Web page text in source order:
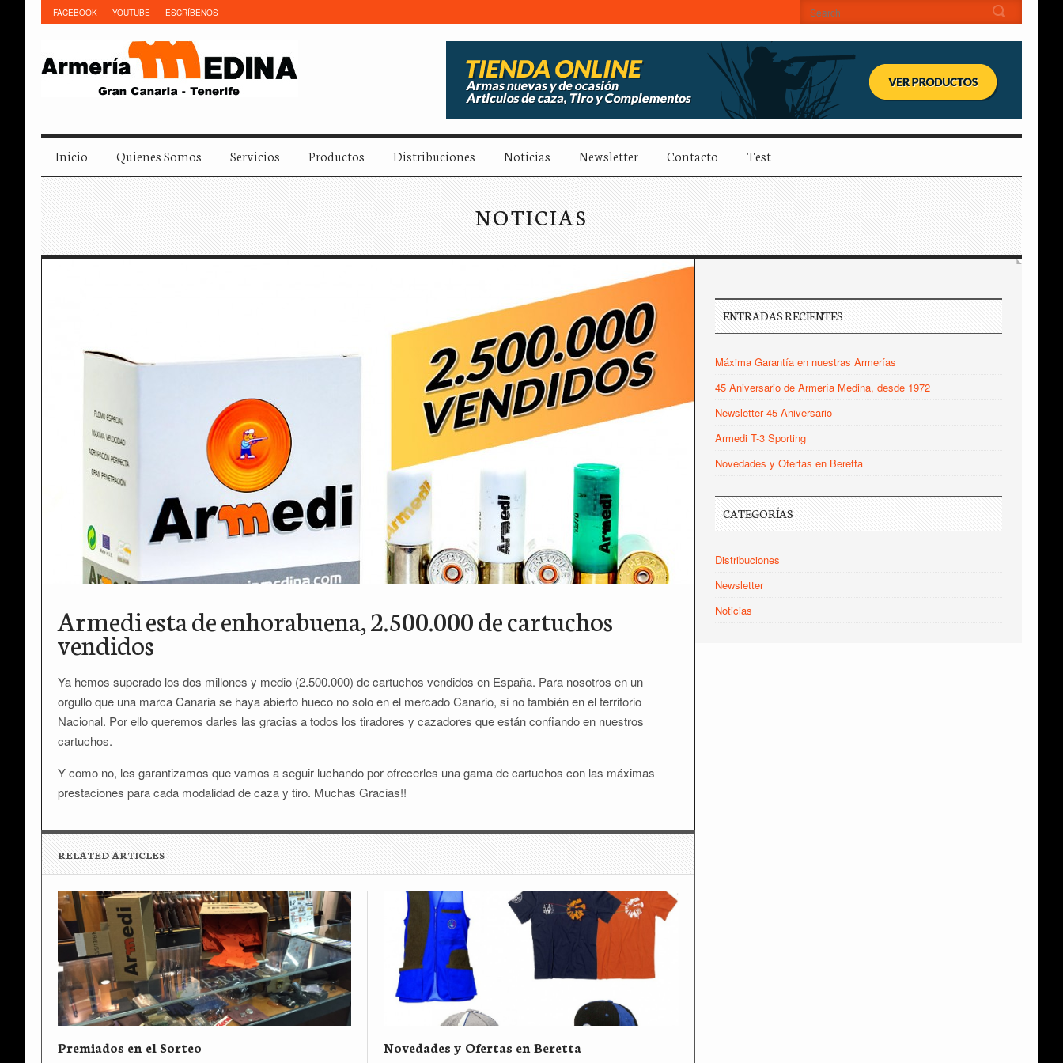
FACEBOOK YOUTUBE ESCRÍBENOS
Inicio Quienes Somos Servicios Productos Distribuciones Noticias Newsletter Contacto Test
NOTICIAS
Armedi esta de enhorabuena, 2.500.000 de cartuchos
vendidos
Ya hemos superado los dos millones y medio (2.500.000) de cartuchos vendidos en España. Para nosotros en un
orgullo que una marca Canaria se haya abierto hueco no solo en el mercado Canario, si no también en el territorio
Nacional. Por ello queremos darles las gracias a todos los tiradores y cazadores que están confiando en nuestros
cartuchos.
Y como no, les garantizamos que vamos a seguir luchando por ofrecerles una gama de cartuchos con las máximas
prestaciones para cada modalidad de caza y tiro. Muchas Gracias!!
RELATED ARTICLES
Premiados en el Sorteo Novedades y Ofertas en Beretta
ENTRADAS RECIENTES
Máxima Garantía en nuestras Armerías
45 Aniversario de Armería Medina, desde 1972
Newsletter 45 Aniversario
Armedi T-3 Sporting
Novedades y Ofertas en Beretta
CATEGORÍAS
Distribuciones
Newsletter
Noticias